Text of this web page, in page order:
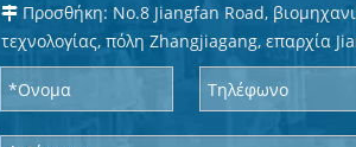
 Προσθήκη: No.8 Jiangfan Road,
τεχνολογίας, πόλη Zhangjiagang, επαρχία